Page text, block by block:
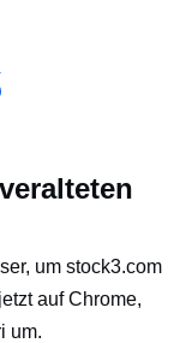
um stock3.com
auf Chrome,
um.